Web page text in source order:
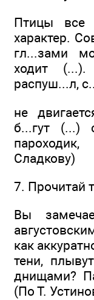
Птицы все
характер.
гл...зами
ходит (...).
распуш...л,
не
б...гут (...)
Сладкову)
7. Прочитай
Вы
как
тени,
днищами?
(По Т.